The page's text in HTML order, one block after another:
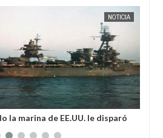
NOTICIA
la marina de EE.UU. le disparó